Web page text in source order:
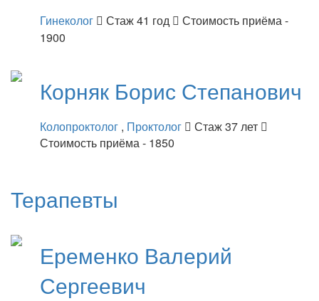
Гинеколог Стаж 41 год
Стоимость приёма -
1900
Корняк Борис Степанович
Колопроктолог , Проктолог
Стаж 37 лет
Стоимость приёма - 1850
Терапевты
Еременко Валерий
Сергеевич